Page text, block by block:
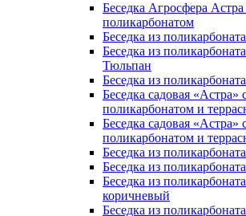
Беседка Агросфера
поликарбонатом
Беседка из
Беседка из
Тюльпан
Беседка из
Беседка садовая «Астра»
поликарбонатом и
Беседка садовая
поликарбонатом и
Беседка из
Беседка из
Беседка из
коричневый
Беседка из